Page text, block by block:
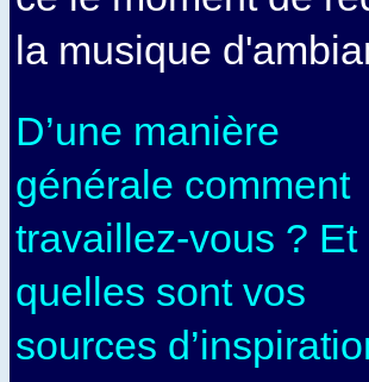
la musique
D’une manière
générale comment
travaillez-vous ? Et
quelles sont vos
sources